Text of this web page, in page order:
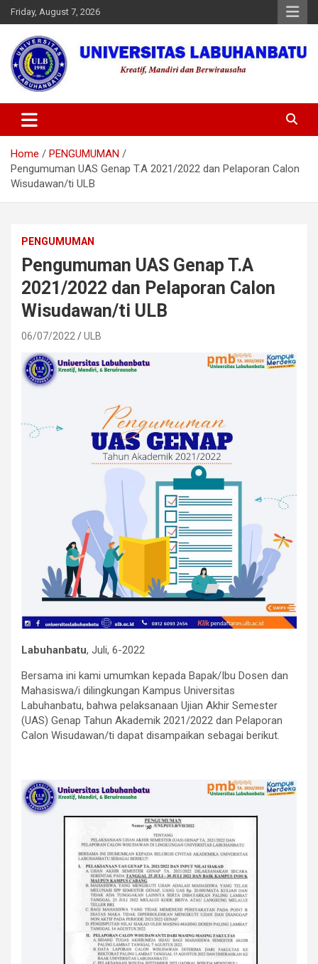
Skip
to
content
Friday, August 7, 2026
Universitas Labuhanbatu
Home
PENGUMUMAN
Pengumuman UAS Genap T.A 2021/2022 dan Pelaporan Calon
Wisudawan/ti ULB
PENGUMUMAN
Pengumuman UAS Genap T.A
2021/2022 dan Pelaporan Calon
Wisudawan/ti ULB
06/07/2022 ULB
Labuhanbatu, Juli, 6-2022
Bersama ini kami umumkan kepada Bapak/Ibu Dosen dan
Mahasiswa/i dilingkungan Kampus Universitas
Labuhanbatu, bahwa pelaksanaan Ujian Akhir Semester
(UAS) Genap Tahun Akademik 2021/2022 dan Pelaporan
Calon Wisudawan/ti dapat disampaikan sebagai berikut.